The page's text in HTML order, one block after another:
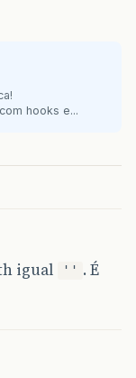
hooks e...
igual '' . É